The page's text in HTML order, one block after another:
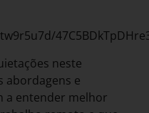
neste
abordagens e
a entender melhor